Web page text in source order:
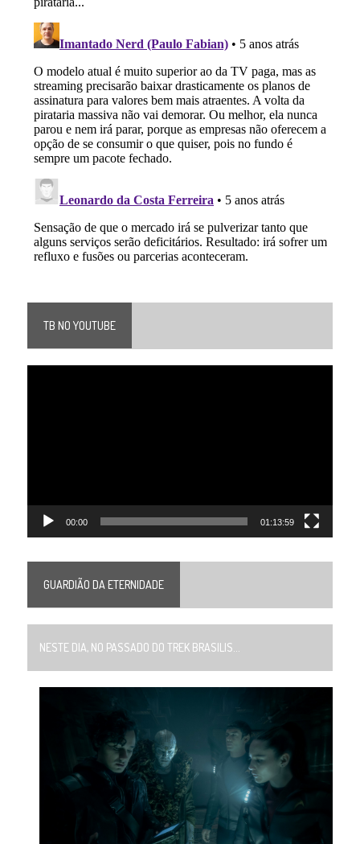
TB NO YOUTUBE
00:00 01:13:59
GUARDIÃO DA ETERNIDADE
NESTE DIA, NO PASSADO DO TREK BRASILIS...